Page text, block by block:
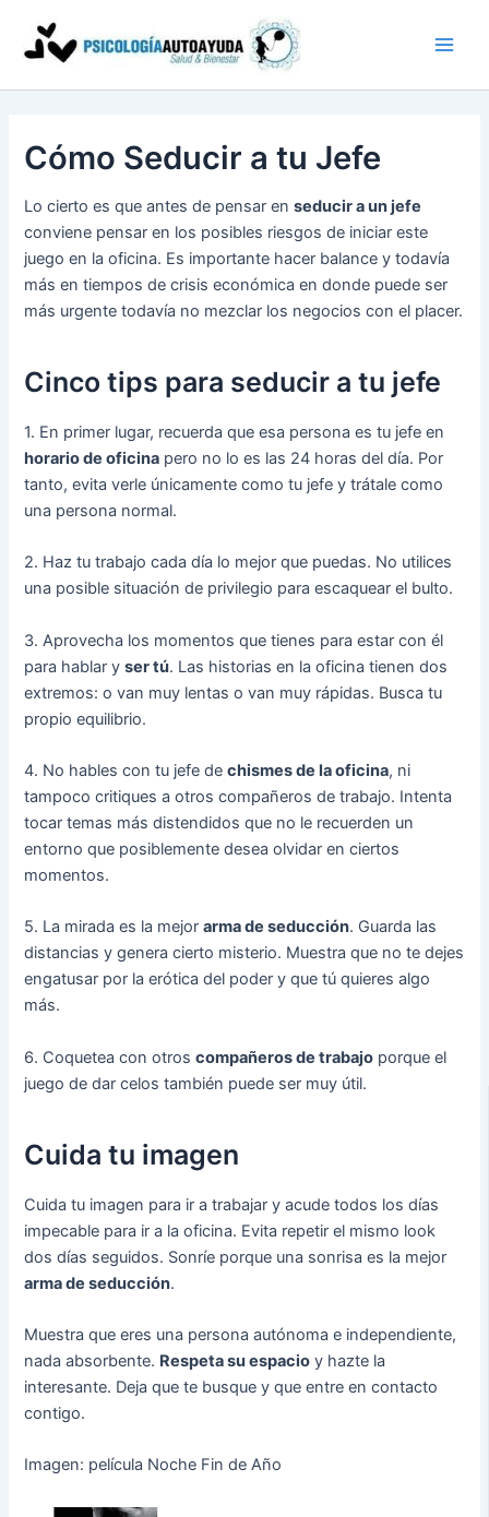
contenido
Cómo Seducir a tu Jefe
Lo cierto es que antes de pensar enseducir a un jefe
conviene pensar en los posibles riesgos de iniciar este
juego en la oficina. Es importante hacer balance y todavía
más en tiempos de crisis económica en donde puede ser
más urgente todavía no mezclar los negocios con el placer.
Cinco tips para seducir a tu jefe
1. En primer lugar, recuerda que esa persona es tu jefe en
horario de oficina pero no lo es las 24 horas del día. Por
tanto, evita verle únicamente como tu jefe y trátale como
una persona normal.
2. Haz tu trabajo cada día lo mejor que puedas. No utilices
una posible situación de privilegio para escaquear el bulto.
3. Aprovecha los momentos que tienes para estar con él
para hablar yser tú. Las historias en la oficina tienen dos
extremos: o van muy lentas o van muy rápidas. Busca tu
propio equilibrio.
4. No hables con tu jefe dechismes de la oficina, ni
tampoco critiques a otros compañeros de trabajo. Intenta
tocar temas más distendidos que no le recuerden un
entorno que posiblemente desea olvidar en ciertos
momentos.
5. La mirada es la mejorarma de seducción. Guarda las
distancias y genera cierto misterio. Muestra que no te dejes
engatusar por la erótica del poder y que tú quieres algo
más.
6. Coquetea con otroscompañeros de trabajo porque el
juego de dar celos también puede ser muy útil.
Cuida tu imagen
Cuida tu imagen para ir a trabajar y acude todos los días
impecable para ir a la oficina. Evita repetir el mismo look
dos días seguidos. Sonríe porque una sonrisa es la mejor
arma de seducción.
Muestra que eres una persona autónoma e independiente,
nada absorbente. Respeta su espacio y hazte la
interesante. Deja que te busque y que entre en contacto
contigo.
Imagen: película Noche Fin de Año